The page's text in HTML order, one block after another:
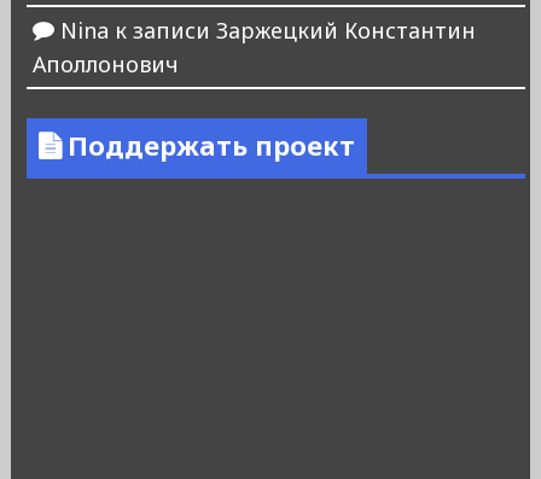
Nina к записи Заржецкий Константин
Аполлонович
Поддержать проект